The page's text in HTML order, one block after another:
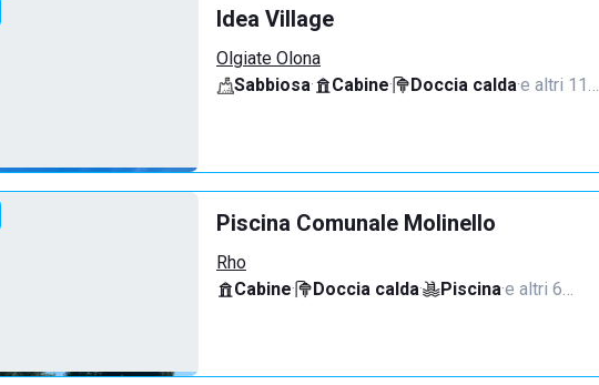
Idea Village
Olgiate Olona
Sabbiosa· Cabine· Doccia calda·e altri 11…
Piscina Comunale Molinello
Rho
Cabine· Doccia calda· Piscina·e altri 6…